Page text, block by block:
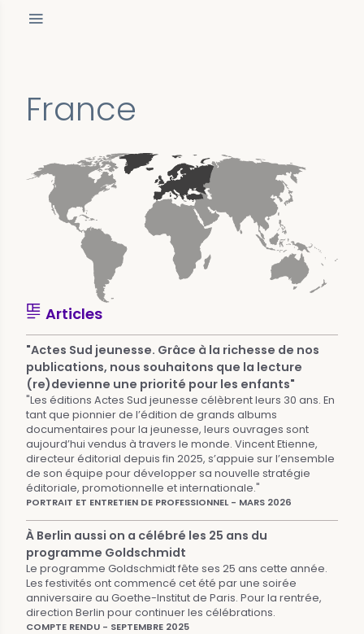
France
Articles
"Actes Sud jeunesse. Grâce à la richesse de nos
publications, nous souhaitons que la lecture
(re)devienne une priorité pour les enfants"
"Les éditions Actes Sud jeunesse célèbrent leurs 30 ans. En
tant que pionnier de l’édition de grands albums
documentaires pour la jeunesse, leurs ouvrages sont
aujourd’hui vendus à travers le monde. Vincent Etienne,
directeur éditorial depuis fin 2025, s’appuie sur l’ensemble
de son équipe pour développer sa nouvelle stratégie
éditoriale, promotionnelle et internationale."
PORTRAIT ET ENTRETIEN DE PROFESSIONNEL - MARS 2026
À Berlin aussi on a célébré les 25 ans du
programme Goldschmidt
Le programme Goldschmidt fête ses 25 ans cette année.
Les festivités ont commencé cet été par une soirée
anniversaire au Goethe-Institut de Paris. Pour la rentrée,
direction Berlin pour continuer les célébrations.
COMPTE RENDU - SEPTEMBRE 2025